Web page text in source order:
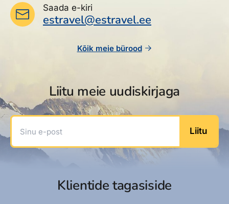
Saada e-kiri
estravel@estravel.ee
Kõik meie bürood
Liitu meie uudiskirjaga
Sinu e-post
Liitu
Klientide tagasiside